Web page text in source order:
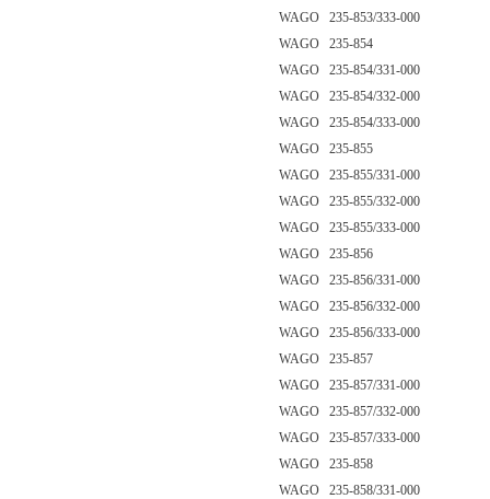
WAGO 235-853/333-000
WAGO 235-854
WAGO 235-854/331-000
WAGO 235-854/332-000
WAGO 235-854/333-000
WAGO 235-855
WAGO 235-855/331-000
WAGO 235-855/332-000
WAGO 235-855/333-000
WAGO 235-856
WAGO 235-856/331-000
WAGO 235-856/332-000
WAGO 235-856/333-000
WAGO 235-857
WAGO 235-857/331-000
WAGO 235-857/332-000
WAGO 235-857/333-000
WAGO 235-858
WAGO 235-858/331-000